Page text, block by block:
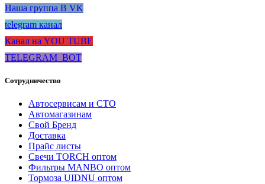
Наша группа В VK
telegram канал
Канал на YOU TUBE
TELEGRAM_BOT
Сотрудничество
Автосервисам и СТО
Автомагазинам
Свой Бренд
Доставка
Прайс листы
Свечи TORCH оптом
Фильтры MANBO оптом
Тормоза UIDNU оптом